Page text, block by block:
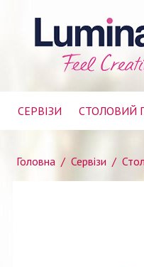
СЕРВІЗИ СТОЛОВИЙ
Головна / Сервізи /